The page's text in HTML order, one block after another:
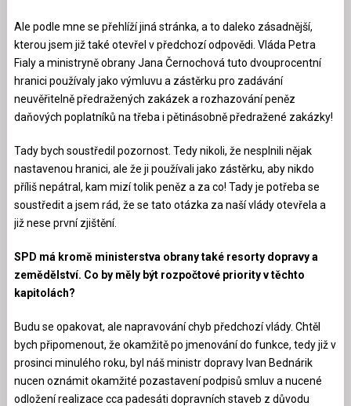
Ale podle mne se přehlíží jiná stránka, a to daleko zásadnější,
kterou jsem již také otevřel v předchozí odpovědi. Vláda Petra
Fialy a ministryně obrany Jana Černochová tuto dvouprocentní
hranici používaly jako výmluvu a zástěrku pro zadávání
neuvěřitelně předražených zakázek a rozhazování peněz
daňových poplatníků na třeba i pětinásobně předražené zakázky!
Tady bych soustředil pozornost. Tedy nikoli, že nesplnili nějak
nastavenou hranici, ale že ji používali jako zástěrku, aby nikdo
příliš nepátral, kam mizí tolik peněz a za co! Tady je potřeba se
soustředit a jsem rád, že se tato otázka za naší vlády otevřela a
již nese první zjištění.
SPD má kromě ministerstva obrany také resorty dopravy a
zemědělství. Co by měly být rozpočtové priority v těchto
kapitolách?
Budu se opakovat, ale napravování chyb předchozí vlády. Chtěl
bych připomenout, že okamžitě po jmenování do funkce, tedy již v
prosinci minulého roku, byl náš ministr dopravy Ivan Bednárik
nucen oznámit okamžité pozastavení podpisů smluv a nucené
odložení realizace cca padesáti dopravních staveb z důvodu